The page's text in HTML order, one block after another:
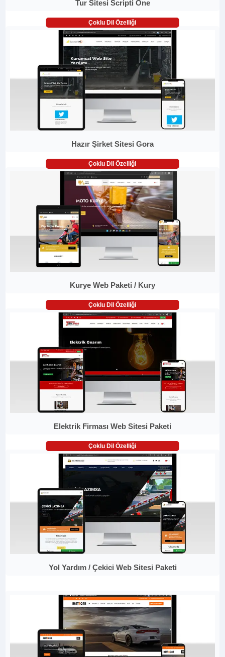
Tur Sitesi Scripti One
Çoklu Dil Özelliği
Hazır Şirket Sitesi Gora
Çoklu Dil Özelliği
Kurye Web Paketi / Kury
Çoklu Dil Özelliği
Elektrik Firması Web Sitesi Paketi
Çoklu Dil Özelliği
Yol Yardım / Çekici Web Sitesi Paketi